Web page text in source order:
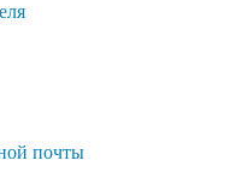
почты